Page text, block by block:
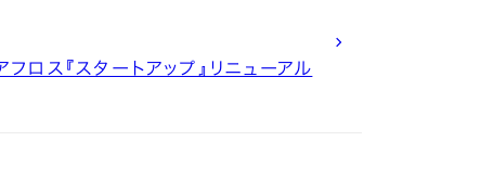
ロス『スタートアップ』リニューアル